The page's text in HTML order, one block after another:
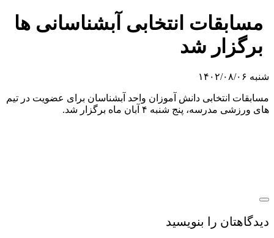
مسابقات انتخابی آبشناسانی ها
برگزار شد
۱۴۰۲/۰۸/۰۶
انتخابی دانش آموزان واحد آبشناسان برای عضویت در تیم
ورزشی مدرسه، پنج شنبه ۴ آبان ماه برگزار شد.
را بنویسید